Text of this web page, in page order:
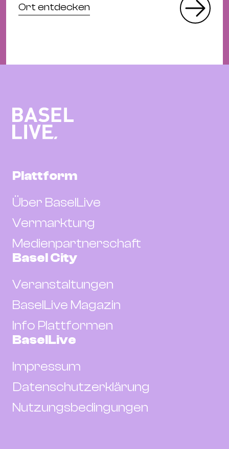
Ort entdecken
Plattform
Über BaselLive
Vermarktung
Medienpartnerschaft
Basel City
Veranstaltungen
BaselLive Magazin
Info Plattformen
BaselLive
Impressum
Datenschutzerklärung
Nutzungsbedingungen